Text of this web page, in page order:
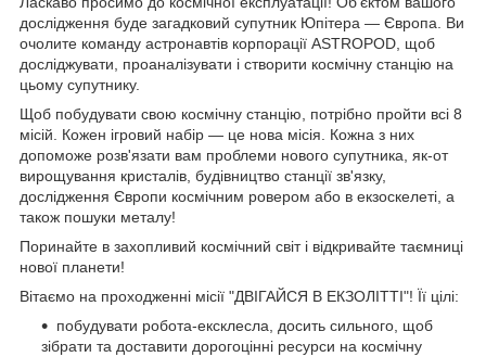
дослідження буде загадковий супутник Юпітера — Європа. Ви
очолите команду астронавтів корпорації ASTROPOD, щоб
досліджувати, проаналізувати і створити космічну станцію на
цьому супутнику.
Щоб побудувати свою космічну станцію, потрібно пройти всі 8
місій. Кожен ігровий набір — це нова місія. Кожна з них
допоможе розв'язати вам проблеми нового супутника, як-от
вирощування кристалів, будівництво станції зв'язку,
дослідження Європи космічним ровером або в екзоскелеті, а
також пошуки металу!
Поринайте в захопливий космічний світ і відкривайте таємниці
нової планети!
Вітаємо на проходженні місії "ДВІГАЙСЯ В ЕКЗОЛІТТІ"! Її цілі:
побудувати робота-ексклесла, досить сильного, щоб
зібрати та доставити дорогоцінні ресурси на космічну